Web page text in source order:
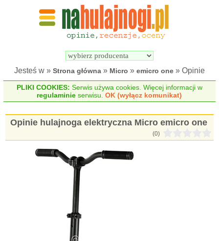
Wyszukiwarka
elektrycznych
Jesteś w » Strona główna » Micro » emicro one » Opinie
PLIKI COOKIES: Serwis używa cookies. Więcej informacji w
regulaminie serwisu.OK (wyłącz komunikat)
Opinie hulajnoga elektryczna Micro emicro one
(0)